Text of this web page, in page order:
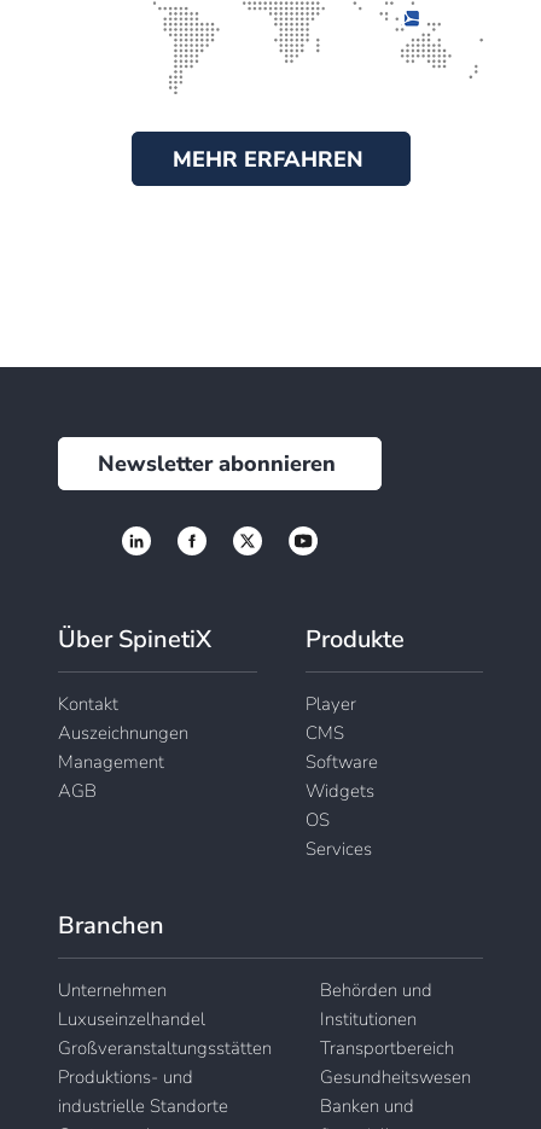
MEHR ERFAHREN
Über SpinetiX
Kontakt
Auszeichnungen
Management
AGB
Produkte
Player
CMS
Software
Widgets
OS
Services
Branchen
Unternehmen
Luxuseinzelhandel
Großveranstaltungsstätten
Produktions- und
industrielle Standorte
Behörden und
Institutionen
Transportbereich
Gesundheitswesen
Banken und
Newsletter abonnieren